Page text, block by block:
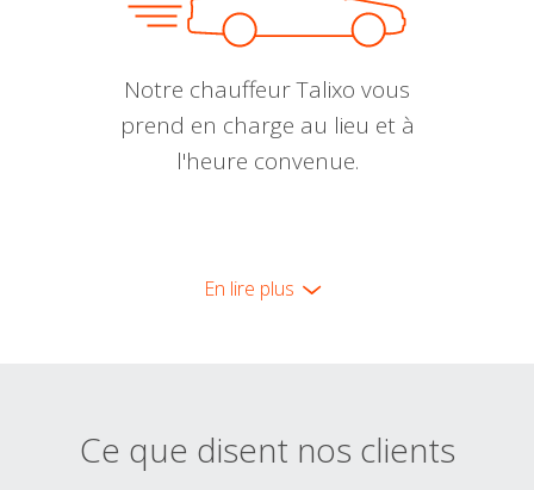
Notre chauffeur Talixo vous
prend en charge au lieu et à
l'heure convenue.
En lire plus
Ce que disent nos clients